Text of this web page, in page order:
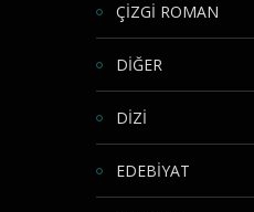
ÇİZGİ ROMAN
DİĞER
DİZİ
EDEBİYAT